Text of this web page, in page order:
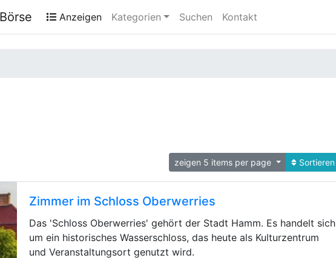
Anzeigen Kategorien Suchen Kontakt
zeigen 5 items per page Sortieren
Zimmer im Schloss Oberwerries
Das 'Schloss Oberwerries' gehört der Stadt Hamm. Es handelt sich
um ein historisches Wasserschloss, das heute als Kulturzentrum
und Veranstaltungsort genutzt wird.